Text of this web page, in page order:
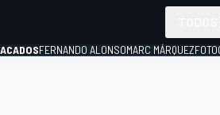
FERNANDO ALONSOMARC MÁRQUEZ